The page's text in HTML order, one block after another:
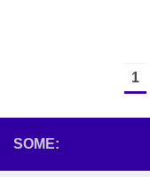
1
SOME: